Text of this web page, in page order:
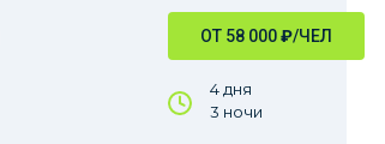
ОТ 58 000₽/ЧЕЛ
4 дня
3 ночи